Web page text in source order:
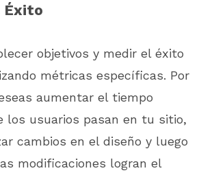
Éxito
objetivos y medir el éxito
métricas específicas. Por
aumentar el tiempo
los usuarios pasan en tu sitio,
cambios en el diseño y luego
modificaciones logran el